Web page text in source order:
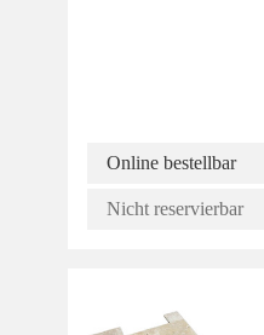
Online bestellbar
Nicht reservierbar